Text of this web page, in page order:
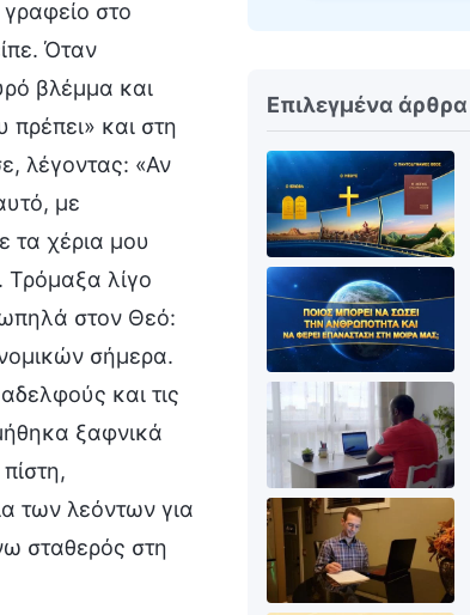
γραφείο στο
Όταν
βλέμμα και
πρέπει» και στη
λέγοντας: «Αν
με
τα χέρια μου
Τρόμαξα λίγο
στον Θεό:
σήμερα.
και τις
ξαφνικά
των λεόντων για
σταθερός στη
Επιλεγμένα άρθρα